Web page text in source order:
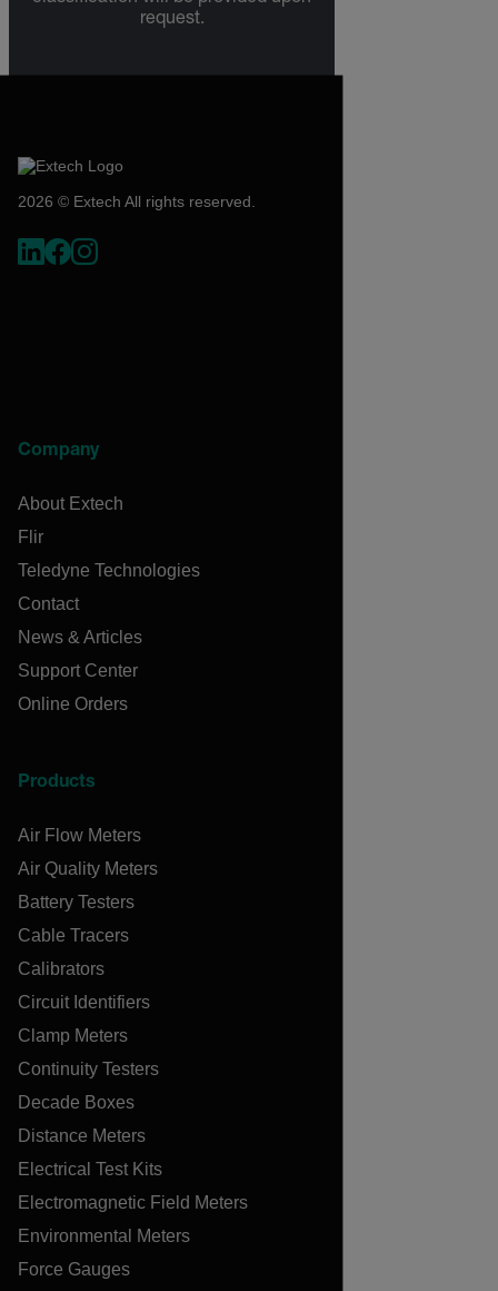
request.
2026 © Extech All rights reserved.
Company
About Extech
Flir
Teledyne Technologies
Contact
News & Articles
Support Center
Online Orders
Products
Air Flow Meters
Air Quality Meters
Battery Testers
Cable Tracers
Calibrators
Circuit Identifiers
Clamp Meters
Continuity Testers
Decade Boxes
Distance Meters
Electrical Test Kits
Electromagnetic Field Meters
Environmental Meters
Force Gauges